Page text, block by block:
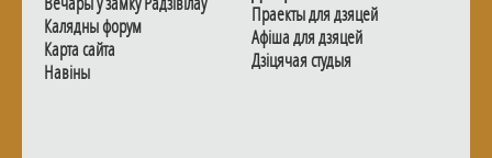
Калядны форум
Карта сайта
Навiны
Праекты для дзяцей
Афiша для дзяцей
Дзiцячая студыя